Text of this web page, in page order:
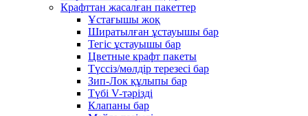
Крафттан жасалған пакеттер
Ұстағышы жоқ
Ширатылған ұстауышы бар
Тегіс ұстауышы бар
Цветные крафт пакеты
Түссіз/мөлдір терезесі бар
Зип-Лок құлыпы бар
Түбі V-тәрізді
Клапаны бар